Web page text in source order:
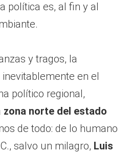
política es, al fin y al
y tragos, la
en el
político regional,
zona norte del estado
de todo: de lo humano
salvo un milagro, Luis